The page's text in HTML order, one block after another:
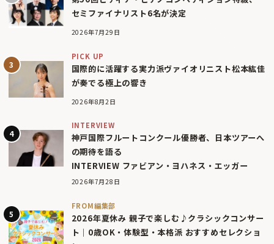
セミファイナリスト6名が決定
2026年7月29日
PICK UP
国際的に活躍する実力派ヴァイオリニスト松本紘佳
が奏でる極上の響き
2026年8月2日
INTERVIEW
神戸国際フルートコンクール優勝者、日本ツアーへ
の期待を語る
INTERVIEW ファビアン・ヨハネス・エッガー
2026年7月28日
FROM編集部
2026年夏休み 親子で楽しむ♪クラシックコンサー
ト｜0歳OK・体験型・本格派 おすすめセレクショ